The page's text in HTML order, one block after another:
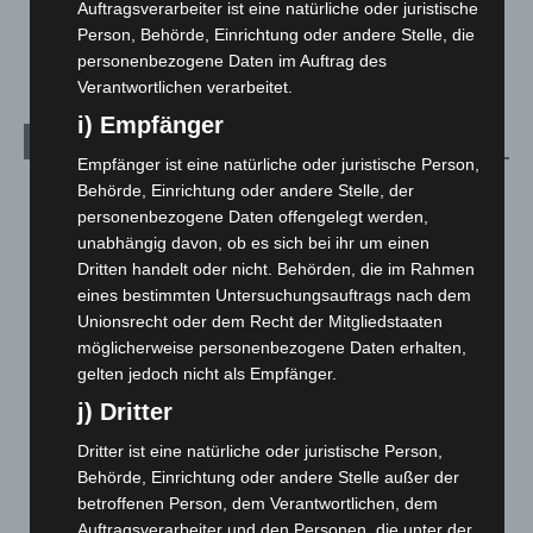
Celle: Mensch stirbt bei Bagger-Unfall auf Baustelle
5. August 2026
Kategorien
Blaulicht
Corona-News
Hannover und Region
5.039
Langenhagen und Ortsteile
3.252
Leserbriefe
Menschen
Über uns
Veranstaltungen
1.271
Auftragsverarbeiter ist eine natürliche oder juristische
Person, Behörde, Einrichtung oder andere Stelle, die
personenbezogene Daten im Auftrag des
Verantwortlichen verarbeitet.
i) Empfänger
Empfänger ist eine natürliche oder juristische Person,
Behörde, Einrichtung oder andere Stelle, der
personenbezogene Daten offengelegt werden,
unabhängig davon, ob es sich bei ihr um einen
Dritten handelt oder nicht. Behörden, die im Rahmen
eines bestimmten Untersuchungsauftrags nach dem
Unionsrecht oder dem Recht der Mitgliedstaaten
möglicherweise personenbezogene Daten erhalten,
gelten jedoch nicht als Empfänger.
j) Dritter
Dritter ist eine natürliche oder juristische Person,
Behörde, Einrichtung oder andere Stelle außer der
betroffenen Person, dem Verantwortlichen, dem